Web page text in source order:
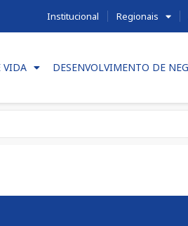
Institucional Regionais
VIDA DESENVOLVIMENTO DE